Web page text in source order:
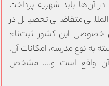
باید شهریه پرداخت
متقاضی تحصیل در
خصوصی این کشور ثبت‌نام
نوع مدرسه، امکانات آن،
واقع است و…. مشخص